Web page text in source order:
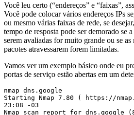
Você leu certo (“endereços” e “faixas”,
Você pode colocar vários endereços IPs
ou mesmo várias faixas de rede, se
tempo de resposta pode ser demorado se
serem avaliadas for muito grande ou se as
pacotes atravessarem forem limitadas.
Vamos ver um exemplo básico onde eu
portas de serviço estão abertas em um
nmap dns.google
Starting Nmap 7.80 ( https://
23:08 -03
Nmap scan report for dns.google